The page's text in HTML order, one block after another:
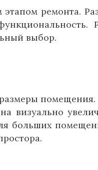
ремонта.
выбор.
визуально
больших